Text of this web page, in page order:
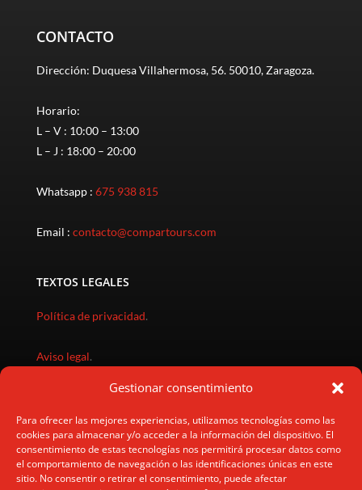
Gestionar consentimiento
Para ofrecer las mejores experiencias, utilizamos tecnologías como las
cookies para almacenar y/o acceder a la información del dispositivo. El
consentimiento de estas tecnologías nos permitirá procesar datos como
el comportamiento de navegación o las identificaciones únicas en este
sitio. No consentir o retirar el consentimiento, puede afectar
CONTACTO
Dirección: Duquesa Villahermosa, 56. 50010, Zaragoza.
Horario:
L – V : 10:00 – 13:00
L – J : 18:00 – 20:00
Whatsapp : 675 938 815
Email : contacto@compartours.com
TEXTOS LEGALES
Política de privacidad.
Aviso legal.
Política de cookies.
Política gastos cancelación.
Condiciones de compra.